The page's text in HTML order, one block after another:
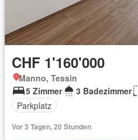
CHF 1'160'000
Manno, Tessin
5 Zimmer
3 Badezimmer
Parkplatz
Vor 3 Tagen, 20 Stunden